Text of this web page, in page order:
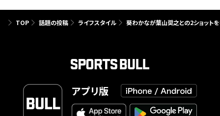
TOP 話題の投稿 ライフスタイル 葵わかなが葉山奨之との2ショットを
アプリ版